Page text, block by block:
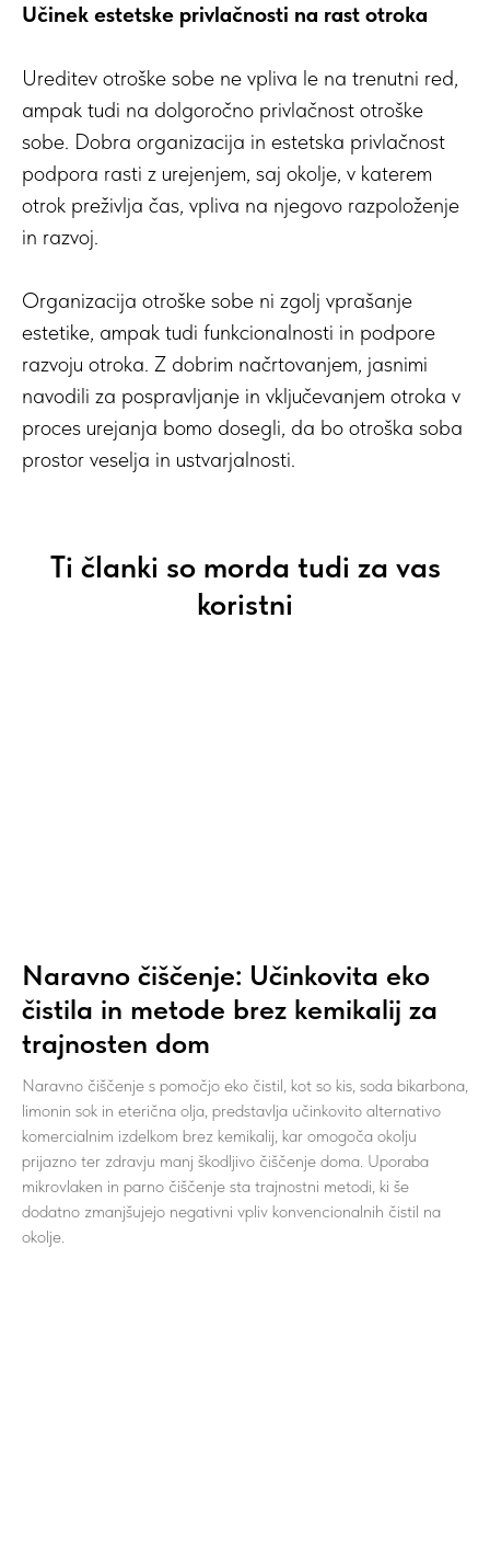
Učinek estetske privlačnosti na rast otroka
Ureditev otroške sobe ne vpliva le na trenutni red,
ampak tudi na dolgoročno privlačnost otroške
sobe. Dobra organizacija in estetska privlačnost
podpora rasti z urejenjem, saj okolje, v katerem
otrok preživlja čas, vpliva na njegovo razpoloženje
in razvoj.
Organizacija otroške sobe ni zgolj vprašanje
estetike, ampak tudi funkcionalnosti in podpore
razvoju otroka. Z dobrim načrtovanjem, jasnimi
navodili za pospravljanje in vključevanjem otroka v
proces urejanja bomo dosegli, da bo otroška soba
prostor veselja in ustvarjalnosti.
Ti članki so morda tudi za vas
koristni
Naravno čiščenje: Učinkovita eko
čistila in metode brez kemikalij za
trajnosten dom
Naravno čiščenje s pomočjo eko čistil, kot so kis, soda bikarbona,
limonin sok in eterična olja, predstavlja učinkovito alternativo
komercialnim izdelkom brez kemikalij, kar omogoča okolju
prijazno ter zdravju manj škodljivo čiščenje doma. Uporaba
mikrovlaken in parno čiščenje sta trajnostni metodi, ki še
dodatno zmanjšujejo negativni vpliv konvencionalnih čistil na
okolje.